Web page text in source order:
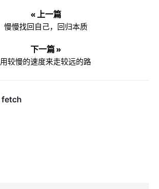
« 上一篇
慢慢找回自己，回归本质
下一篇 »
用较慢的速度来走较远的路